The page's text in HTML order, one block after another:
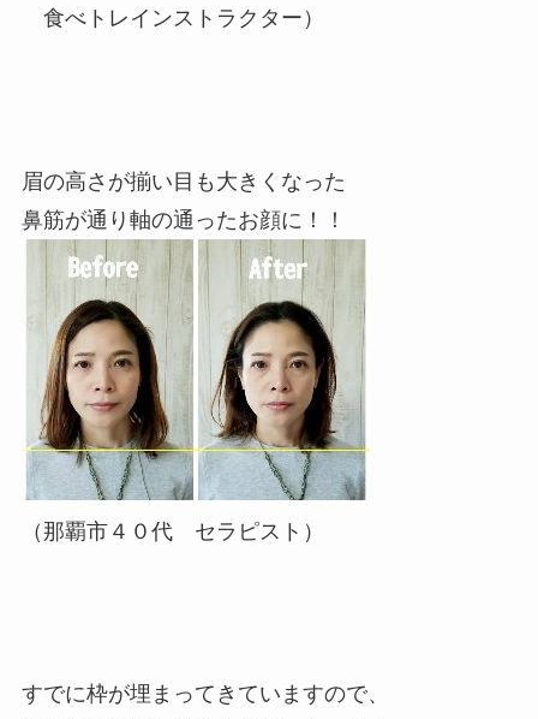
食べトレインストラクター）
眉の高さが揃い目も大きくなった
鼻筋が通り軸の通ったお顔に！！
（那覇市４０代 セラピスト）
すでに枠が埋まってきていますので、